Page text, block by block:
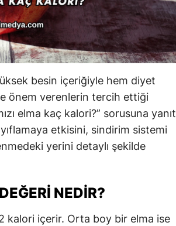
besin içeriğiyle hem diyet
önem verenlerin tercih ettiği
elma kaç kalori?” sorusuna yanıt
etkisini, sindirim sistemi
yerini detaylı şekilde
NEDIR?
kalori içerir. Orta boy bir elma ise